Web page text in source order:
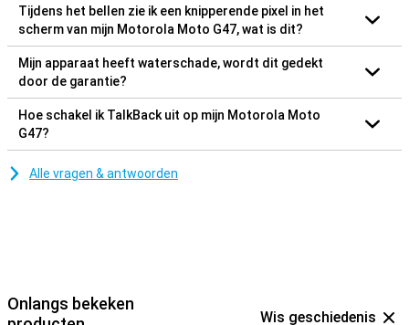
Tijdens het bellen zie ik een knipperende pixel in het
scherm van mijn Motorola Moto G47, wat is dit?
Mijn apparaat heeft waterschade, wordt dit gedekt
door de garantie?
Hoe schakel ik TalkBack uit op mijn Motorola Moto
G47?
Alle vragen & antwoorden
Onlangs bekeken
Wis geschiedenis